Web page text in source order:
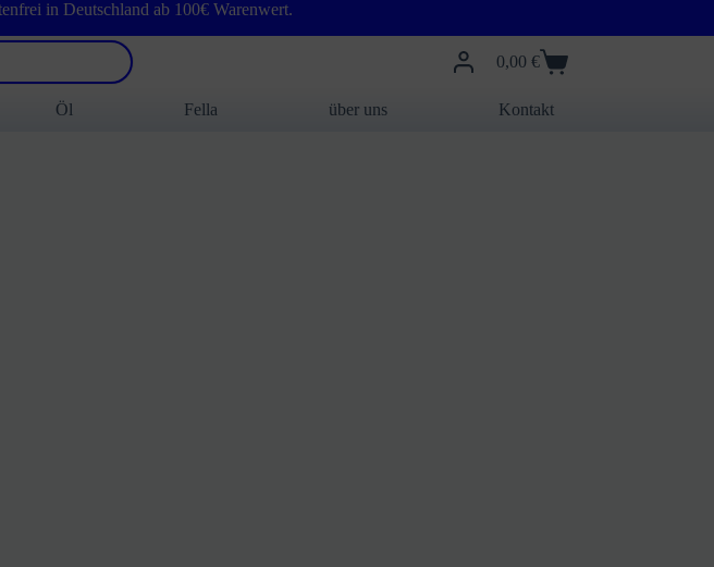
in Deutschland ab 100€ Warenwert.
Warenkorb
0,00 €
Öl Fella über uns
Kontakt